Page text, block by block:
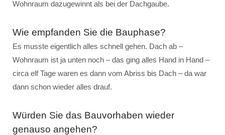
Wohnraum dazugewinnt als bei der Dachgaube.
Wie empfanden Sie die Bauphase?
Es musste eigentlich alles schnell gehen. Dach ab –
Wohnraum ist ja unten noch – das ging alles Hand in Hand –
circa elf Tage waren es dann vom Abriss bis Dach – da war
dann schon wieder alles drauf.
Würden Sie das Bauvorhaben wieder
genauso angehen?